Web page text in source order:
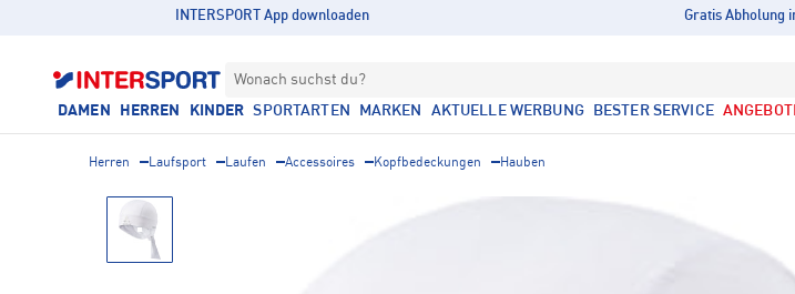
INTERSPORT App downloaden Gratis Abholung
Wonach suchst du?
DAMEN HERREN KINDER SPORTARTEN MARKEN AKTUELLE WERBUNG BESTER SERVICE
Herren Laufsport Laufen Accessoires Kopfbedeckungen Hauben